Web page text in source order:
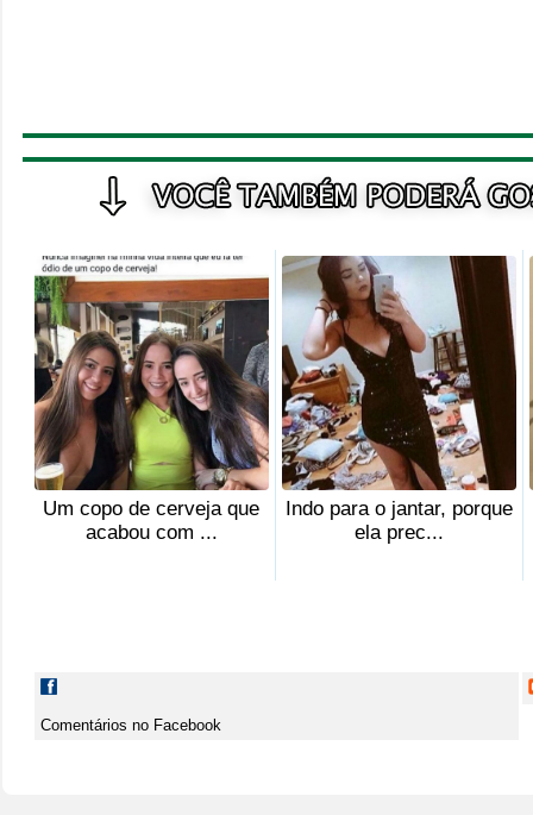
Um copo de cerveja que
acabou com ...
Indo para o jantar, porque
ela prec...
Comentários no Facebook